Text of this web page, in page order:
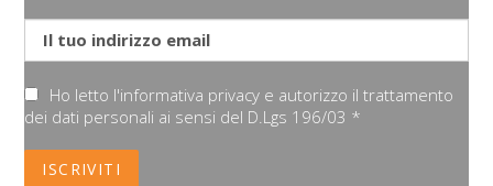
Ho letto l'informativa privacy e autorizzo il trattamento
dei dati personali ai sensi del D.Lgs 196/03 *